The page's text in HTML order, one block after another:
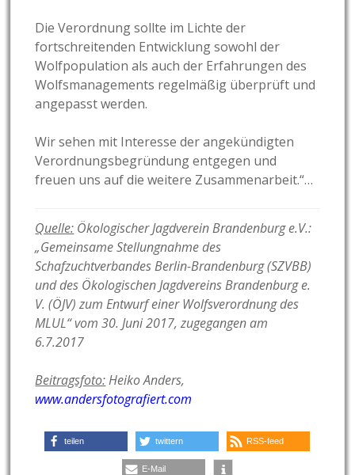
Die Verordnung sollte im Lichte der
fortschreitenden Entwicklung sowohl der
Wolfpopulation als auch der Erfahrungen des
Wolfsmanagements regelmäßig überprüft und
angepasst werden.
Wir sehen mit Interesse der angekündigten
Verordnungsbegründung entgegen und
freuen uns auf die weitere Zusammenarbeit.“…
Quelle: Ökologischer Jagdverein Brandenburg e.V.:
„Gemeinsame Stellungnahme des
Schafzuchtverbandes Berlin-Brandenburg (SZVBB)
und des Ökologischen Jagdvereins Brandenburg e.
V. (ÖJV) zum Entwurf einer Wolfsverordnung des
MLUL“ vom 30. Juni 2017, zugegangen am
6.7.2017
Beitragsfoto:Heiko Anders,
www.andersfotografiert.com
teilen twittern RSS-feed
E-Mail